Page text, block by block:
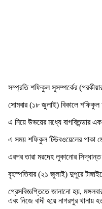
সম্প্রতি শফিকুল সুসম্পর্কের
সোমবার (১৮ জুলাই) বিকালে শফিকুল
এ নিয়ে উভয়ের মধ্যে বাগবিতন্ডার
এ সময় শফিকুল টিউবওয়েলের পাকা
এরপর তারা মরদেহ লুকানোর
বৃহস্পতিবার (২১ জুলাই) দুপুরে
প্রেসবিজ্ঞপ্তিতে জানানো হয়,
এবং নিজে বাদী হয়ে নাগরপুর থানায়